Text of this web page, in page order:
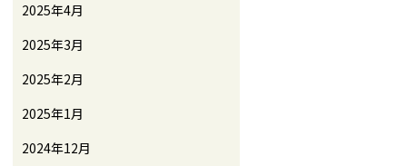
2025年4月
2025年3月
2025年2月
2025年1月
2024年12月